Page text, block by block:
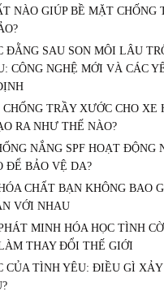
NÀO GIÚP BỀ MẶT CHỐNG
ĐẰNG SAU SON MÔI LÂU
CÔNG NGHỆ MỚI VÀ CÁC
CHỐNG TRẦY XƯỚC CHO XE
RA NHƯ THẾ NÀO?
NẮNG SPF HOẠT ĐỘNG
ĐỂ BẢO VỆ DA?
CHẤT BẠN KHÔNG BAO
VỚI NHAU
MINH HÓA HỌC TÌNH CỜ
THAY ĐỔI THẾ GIỚI
CỦA TÌNH YÊU: ĐIỀU GÌ